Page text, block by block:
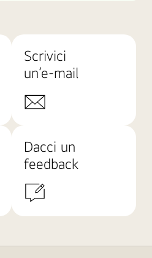
Scrivici
un’e-mail
Dacci un
feedback